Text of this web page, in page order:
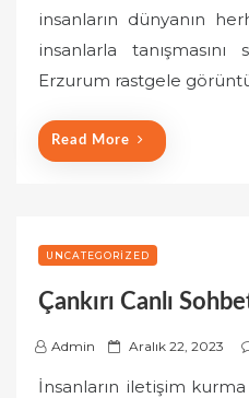
insanların dünyanın
insanlarla
Erzurum rastgele
Read More
UNCATEGORIZED
Çankırı Canlı
Admin
P Aralık 22, 2023
İnsanların iletişim